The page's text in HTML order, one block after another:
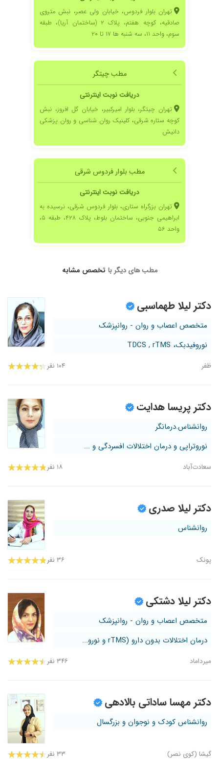
تهران بلوار فردوس، خیابان ولی عصر، نبش متروی
صادقیه، کوچه هفتم، پلاک ۲ (ساختمان آریا)، طبقه
سوم، واحد ۱۱، سه شنبه ها ۱۷ تا ۲۰
مطب چیتگر
دریافت نوبت اینترنتی
تهران چیتگر، بلوار امیرکبیر، خیابان گل افروز، نبش
کوچه ستاره شرقی، کلینیک روان شناسی و روان پزشکی
دانیش
مطب بلوار فردوس شرقی
دریافت نوبت اینترنتی
تهران بزرگراه ستاری، بلوار فردوس شرقی، نرسیده به
ابراهیمی جنوبی، ساختمان بلوط، پلاک ۴۲۸، طبقه ۵،
واحد ۵۶
مطب های دیگر با تخصص مشابه
دکتر لیلا طهماسبی
متخصص اعصاب و روان - روانپزشک
نوروفیدبک، TDCS , rTMS
ظفر ۱۰۴ نفر
دکتر پریسا هدایت
روانشناس.درمانگر
نوروتراپی و درمان اختلالات افسردگی و ...
سعادت‌آباد ۱۸ نفر
دکتر لیلا صدری
روانشناس
پونک ۳۶ نفر
دکتر لیلا دشتکی
متخصص اعصاب و روان - روانپزشک
درمان اختلالات بدون دارو (rTMS و نورو...
میرداماد ۳۴۶ نفر
دکتر مهسا ساداتی بالادهی
روانشناس کودک و نوجوان و بزرگسال
گیشا (کوی نصر) ۳۳ نفر